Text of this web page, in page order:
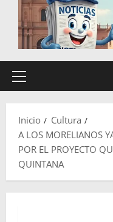
Menú
Inicio
Cultura
A LOS MORELIANOS
POR EL PROYECTO
QUINTANA